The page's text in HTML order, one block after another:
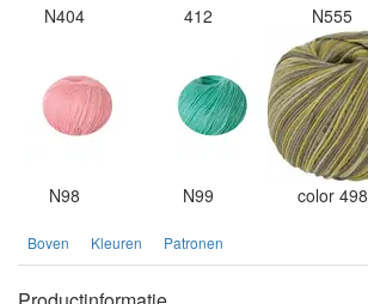
N404 412 N555
N98 N99 color 498
Boven Kleuren Patronen